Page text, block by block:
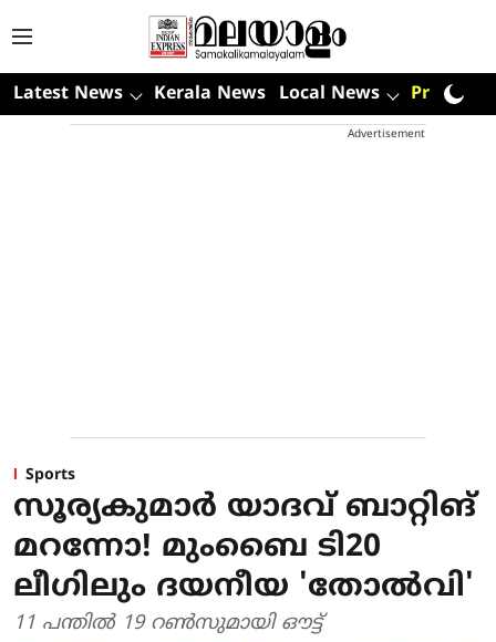
Latest News Kerala News Local News Premium
Advertisement
Sports
സൂര്യകുമാര്‍ യാദവ് ബാറ്റിങ്
മറന്നോ! മുംബൈ ടി20
ലീഗിലും ദയനീയ 'തോൽവി'
11 പന്തില്‍ 19 റണ്‍സുമായി ഔട്ട്